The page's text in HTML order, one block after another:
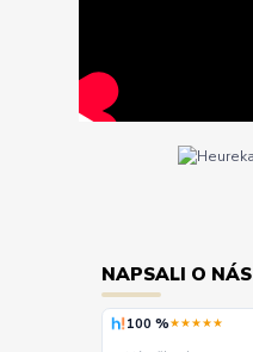
NAPSALI O NÁS
100 %★★★★★